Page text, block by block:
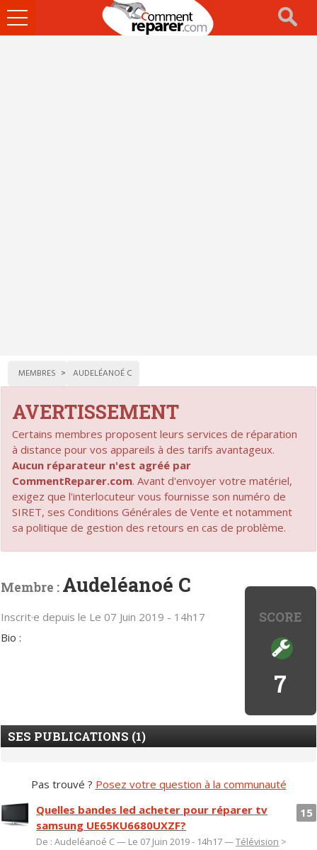
Ouvrir
le
MEMBRES AUDELÉANOÉ C
AVERTISSEMENT
Certains membres proposent leurs services de réparation
à distance pour vos appareils à des tarifs avantageux.
Aucun réparateur n'est agréé par
CommentReparer.com. Avant d'envoyer votre matériel,
exigez que l'interlocuteur vous fournisse son numéro de
SIRET, ses Conditions Générales de Vente et notamment
sa politique de gestion des retours en cas de problème.
SCORE
7
Membre : Audeléanoé C
Inscrit·e depuis le Le 07 Juin 2019 - 14h17
Bio :
SES PUBLICATIONS (1)
Pas trouvé ? Posez votre question à la communauté
15
Quelles bandes led acheter pour réparer tv
samsung UE65KU6680UXZF?
De : Audeléanoé C — Le 07 Juin 2019 - 14h17 —Télévision >